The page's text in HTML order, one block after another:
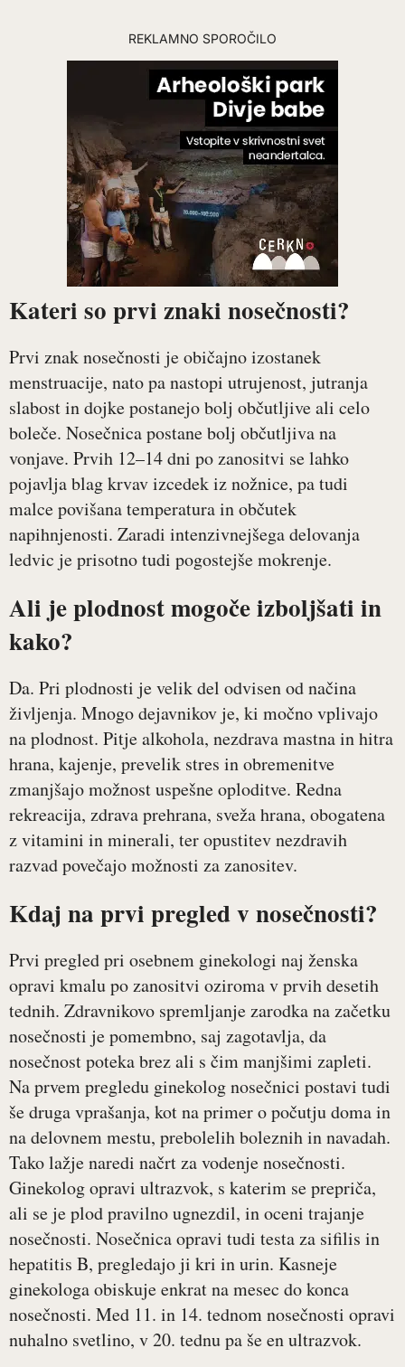
REKLAMNO SPOROČILO
Kateri so prvi znaki nosečnosti?
Prvi znak nosečnosti je običajno izostanek
menstruacije, nato pa nastopi utrujenost, jutranja
slabost in dojke postanejo bolj občutljive ali celo
boleče. Nosečnica postane bolj občutljiva na
vonjave. Prvih 12–14 dni po zanositvi se lahko
pojavlja blag krvav izcedek iz nožnice, pa tudi
malce povišana temperatura in občutek
napihnjenosti. Zaradi intenzivnejšega delovanja
ledvic je prisotno tudi pogostejše mokrenje.
Ali je plodnost mogoče izboljšati in
kako?
Da. Pri plodnosti je velik del odvisen od načina
življenja. Mnogo dejavnikov je, ki močno vplivajo
na plodnost. Pitje alkohola, nezdrava mastna in hitra
hrana, kajenje, prevelik stres in obremenitve
zmanjšajo možnost uspešne oploditve. Redna
rekreacija, zdrava prehrana, sveža hrana, obogatena
z vitamini in minerali, ter opustitev nezdravih
razvad povečajo možnosti za zanositev.
Kdaj na prvi pregled v nosečnosti?
Prvi pregled pri osebnem ginekologi naj ženska
opravi kmalu po zanositvi oziroma v prvih desetih
tednih. Zdravnikovo spremljanje zarodka na začetku
nosečnosti je pomembno, saj zagotavlja, da
nosečnost poteka brez ali s čim manjšimi zapleti.
Na prvem pregledu ginekolog nosečnici postavi tudi
še druga vprašanja, kot na primer o počutju doma in
na delovnem mestu, prebolelih boleznih in navadah.
Tako lažje naredi načrt za vodenje nosečnosti.
Ginekolog opravi ultrazvok, s katerim se prepriča,
ali se je plod pravilno ugnezdil, in oceni trajanje
nosečnosti. Nosečnica opravi tudi testa za sifilis in
hepatitis B, pregledajo ji kri in urin. Kasneje
ginekologa obiskuje enkrat na mesec do konca
nosečnosti. Med 11. in 14. tednom nosečnosti opravi
nuhalno svetlino, v 20. tednu pa še en ultrazvok.